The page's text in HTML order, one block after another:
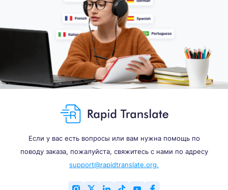
Если у вас есть вопросы или вам нужна помощь по
поводу заказа, пожалуйста, свяжитесь с нами по адресу
support@rapidtranslate.org.